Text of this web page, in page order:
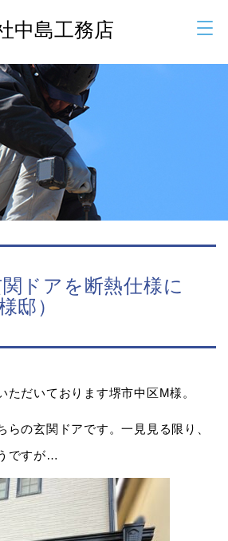
ドアを断熱仕様に
様邸）
ただいております堺市中区M様。
らの玄関ドアです。一見見る限り、
ですが…